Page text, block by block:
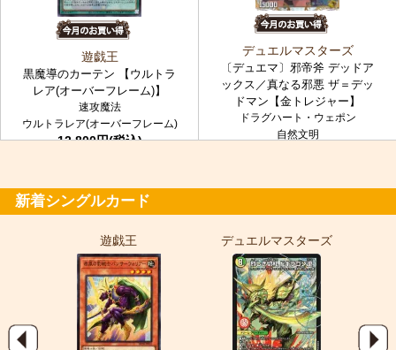
遊戯王
黒魔導のカーテン 【ウルトラ
レア(オーバーフレーム)】
速攻魔法
ウルトラレア(オーバーフレーム)
12,800円(税込)
デュエルマスターズ
〔デュエマ〕邪帝斧 デッドア
ックス／真なる邪悪 ザ＝デッ
ドマン【金トレジャー】
ドラグハート・ウェポン
自然文明
新着シングルカード
遊戯王 デュエルマスターズ